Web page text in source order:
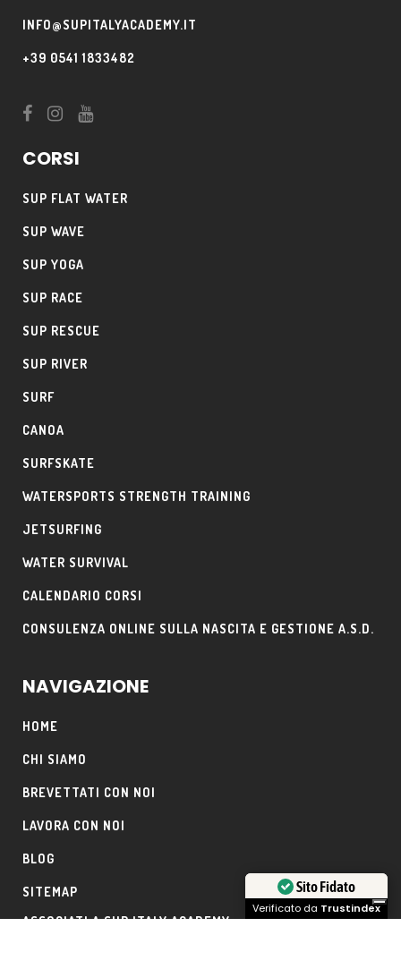
INFO@SUPITALYACADEMY.IT
+39 0541 1833482
CORSI
SUP FLAT WATER
SUP WAVE
SUP YOGA
SUP RACE
SUP RESCUE
SUP RIVER
SURF
CANOA
SURFSKATE
WATERSPORTS STRENGTH TRAINING
JETSURFING
WATER SURVIVAL
CALENDARIO CORSI
CONSULENZA ONLINE SULLA NASCITA E GESTIONE A.S.D.
NAVIGAZIONE
HOME
CHI SIAMO
BREVETTATI CON NOI
LAVORA CON NOI
BLOG
SITEMAP
ASSOCIATI A SUP ITALY ACADEMY
Sito Fidato
Verificato da Trustindex